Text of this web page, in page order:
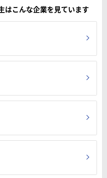
はこんな企業を見ています